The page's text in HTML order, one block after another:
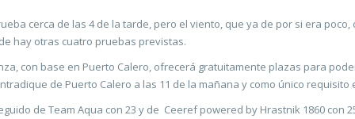
cerca de las 4 de la tarde, pero el viento, que ya de por si era
hay otras cuatro pruebas previstas.
con base en Puerto Calero, ofrecerá gratuitamente plazas para
de Puerto Calero a las 11 de la mañana y como único
de Team Aqua con 23 y de Ceeref powered by Hrastnik 1860